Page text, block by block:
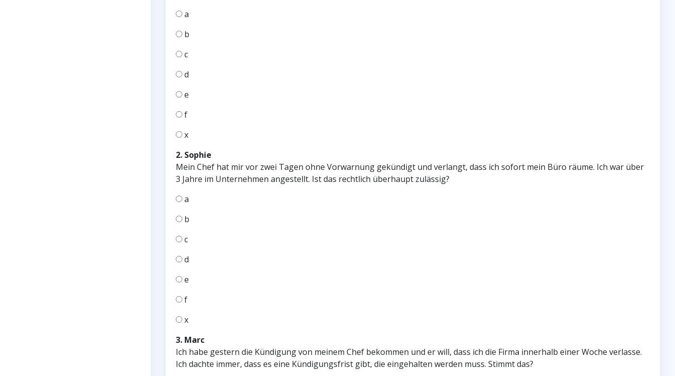
a
b
c
d
e
f
x
2. Sophie
Mein Chef hat mir vor zwei Tagen ohne Vorwarnung gekündigt und verlangt, dass ich sofort mein Büro räume. Ich war über
3 Jahre im Unternehmen angestellt. Ist das rechtlich überhaupt zulässig?
a
b
c
d
e
f
x
3. Marc
Ich habe gestern die Kündigung von meinem Chef bekommen und er will, dass ich die Firma innerhalb einer Woche verlasse.
Ich dachte immer, dass es eine Kündigungsfrist gibt, die eingehalten werden muss. Stimmt das?